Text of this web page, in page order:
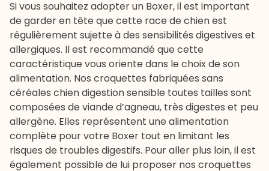
Si vous souhaitez adopter un Boxer, il est important
de garder en tête que cette race de chien est
régulièrement sujette à des sensibilités digestives et
allergiques. Il est recommandé que cette
caractéristique vous oriente dans le choix de son
alimentation. Nos croquettes fabriquées sans
céréales chien digestion sensible toutes tailles sont
composées de viande d’agneau, très digestes et peu
allergène. Elles représentent une alimentation
complète pour votre Boxer tout en limitant les
risques de troubles digestifs. Pour aller plus loin, il est
également possible de lui proposer nos croquettes